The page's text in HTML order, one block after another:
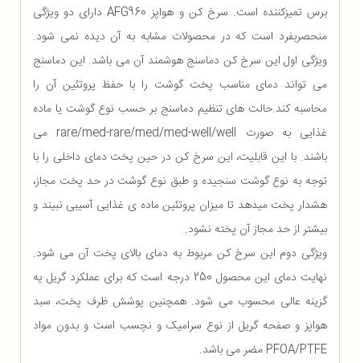
برس تمیزکننده است. سرخ کن و هواپز AFG960 دارای دو ویژگی
منحصربفرد است که در محصولات مشابه به آن دیده نمی شود.
ویژگی اول این سرخ کن دماسنج هوشمند آن می باشد. این دماسنج
می تواند دمای مناسب پخت گوشت را با حفظ پروتئین آن را
محاسبه کند.حالت های تنظیم دماسنج بر حسب نوع گوشت یا ماده
غذایی به صورت rare/med-rare/med/med-well/well می
باشند. با این قابلیت، این سرخ کن در حین پخت دمای داخلی را با
توجه به نوع گوشت سنجیده و طبق نوع گوشت در حد پخت مجاز،
هشدار پخت میدهد تا میزان پروتئین ماده ی غذایی آسیبی نبیند و
بیشتر از حد مجاز آن پخته نشود.
ویژگی دوم این سرخ کن مربوط به دمای بالای پخت آن می شود.
نهایت دمای این محصول 250 درجه است که برای عملکرد گریل یه
گزینه عالی محسوب می شود. همچنین پوشش ظرف پخت، سبد
هواپز و صفحه گریل از نوع سرامیک و نچسب است و بدون مواد
PFOA/PTFE مضر می باشد.